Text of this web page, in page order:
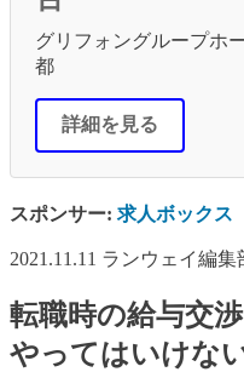
グリフォングループホ
都
詳細を見る
スポンサー: 求人ボックス
2021.11.11 ランウェイ編集
転職時の給与交
やってはいけな